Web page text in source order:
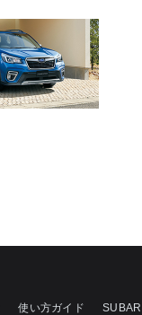
使い方ガイド